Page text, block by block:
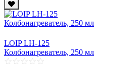
LOIP LH-125
Колбонагреватель, 250 мл